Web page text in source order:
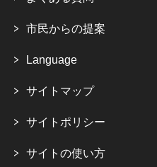
市民からの提案
Language
サイトマップ
サイトポリシー
サイトの使い方